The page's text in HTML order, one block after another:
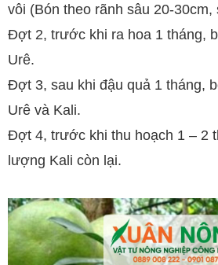
vôi (Bón theo rãnh sâu 20-30cm,
Đợt 2, trước khi ra hoa 1 tháng,
Urê.
Đợt 3, sau khi đậu quả 1 tháng,
Urê và Kali.
Đợt 4, trước khi thu hoạch 1 – 2
lượng Kali còn lại.